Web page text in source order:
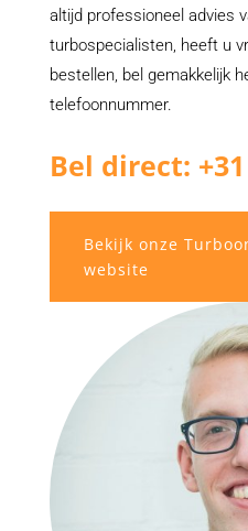
altijd professioneel advies
turbospecialisten, heeft u
bestellen, bel gemakkelijk
telefoonnummer.
Bel direct:
Bekijk onze
website